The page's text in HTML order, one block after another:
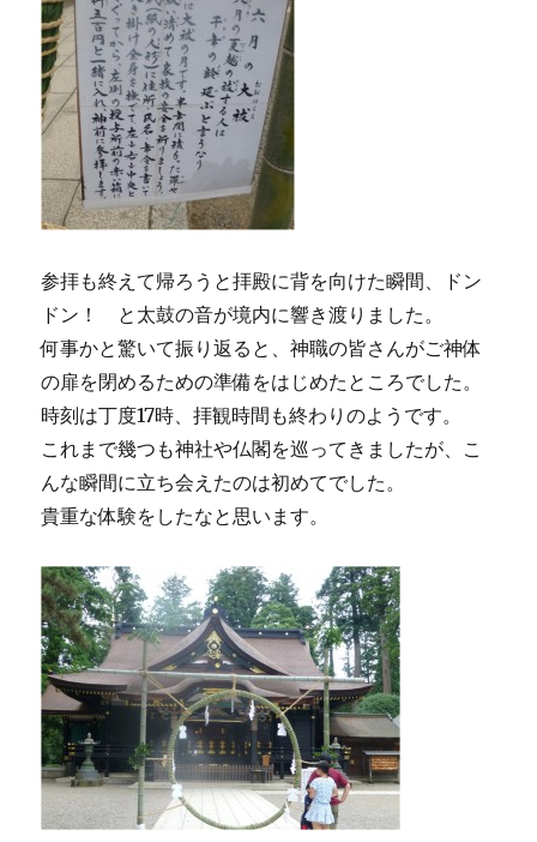
参拝も終えて帰ろうと拝殿に背を向けた瞬間、ドン
ドン！ と太鼓の音が境内に響き渡りました。
何事かと驚いて振り返ると、神職の皆さんがご神体
の扉を閉めるための準備をはじめたところでした。
時刻は丁度17時、拝観時間も終わりのようです。
これまで幾つも神社や仏閣を巡ってきましたが、こ
んな瞬間に立ち会えたのは初めてでした。
貴重な体験をしたなと思います。